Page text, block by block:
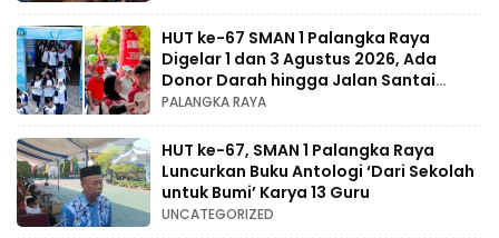
HUT ke-67 SMAN 1 Palangka Raya
Digelar 1 dan 3 Agustus 2026, Ada
Donor Darah hingga Jalan Santai
Berhadiah Doorprize
PALANGKA RAYA
HUT ke-67, SMAN 1 Palangka Raya
Luncurkan Buku Antologi ‘Dari Sekolah
untuk Bumi’ Karya 13 Guru
UNCATEGORIZED